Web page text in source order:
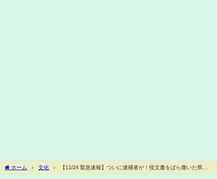
ホーム 文化
【11/24 緊急速報】ついに逮捕者が！怪文書をばら撒いた県民
局長に共犯者がいた？【斎藤元彦 兵庫県知事選挙 NHK党】高橋洋一【立花孝志 斎藤